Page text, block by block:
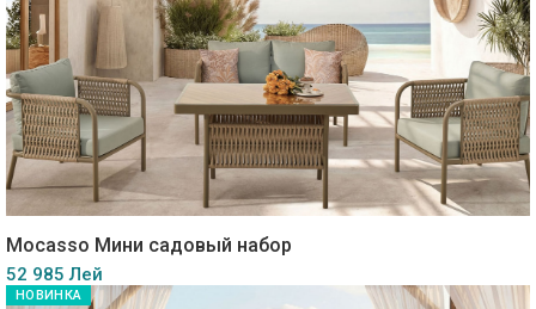
Mocasso Мини садовый набор
52 985 Лей
НОВИНКА